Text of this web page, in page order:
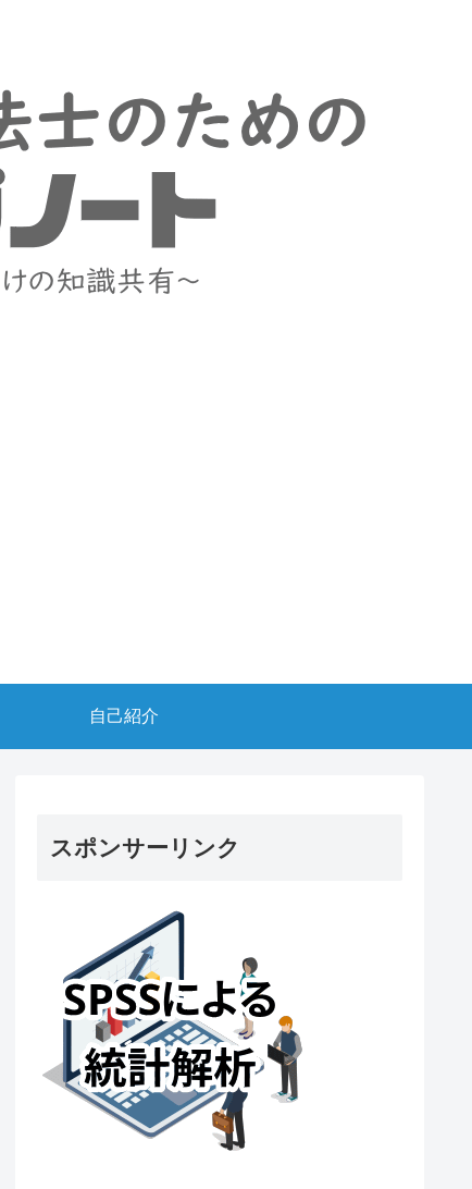
自己紹介
スポンサーリンク